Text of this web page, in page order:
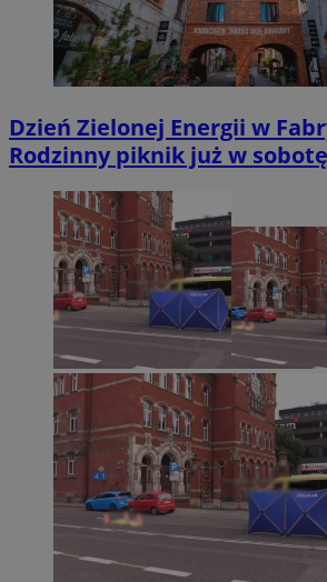
Dzień Zielonej Energii w
Rodzinny piknik już w sobotę